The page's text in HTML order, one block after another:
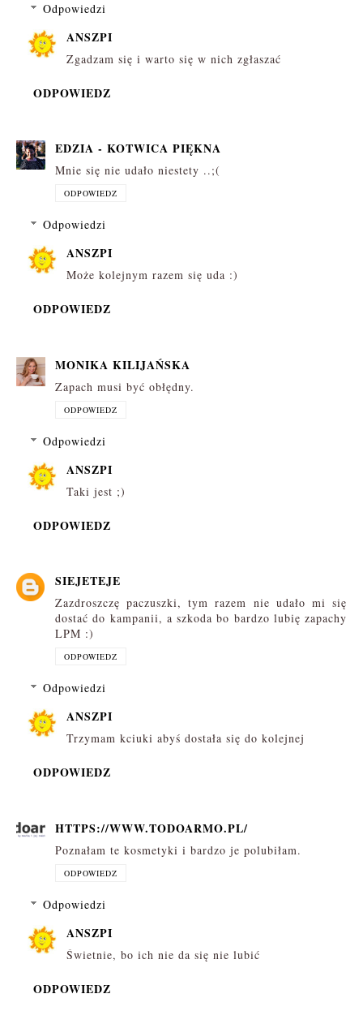
Odpowiedzi
ANSZPI
Zgadzam się i warto się w nich zgłaszać
ODPOWIEDZ
EDZIA - KOTWICA PIĘKNA
Mnie się nie udało niestety ..;(
ODPOWIEDZ
Odpowiedzi
ANSZPI
Może kolejnym razem się uda :)
ODPOWIEDZ
MONIKA KILIJAŃSKA
Zapach musi być obłędny.
ODPOWIEDZ
Odpowiedzi
ANSZPI
Taki jest ;)
ODPOWIEDZ
SIEJETEJE
Zazdroszczę paczuszki, tym razem nie udało mi się
dostać do kampanii, a szkoda bo bardzo lubię zapachy
LPM :)
ODPOWIEDZ
Odpowiedzi
ANSZPI
Trzymam kciuki abyś dostała się do kolejnej
ODPOWIEDZ
HTTPS://WWW.TODOARMO.PL/
Poznałam te kosmetyki i bardzo je polubiłam.
ODPOWIEDZ
Odpowiedzi
ANSZPI
Świetnie, bo ich nie da się nie lubić
ODPOWIEDZ